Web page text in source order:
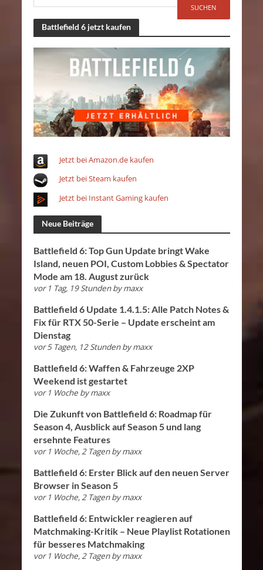
Battlefield 6 jetzt kaufen
Jetzt bei Amazon.de kaufen
Jetzt bei Steam kaufen
Jetzt bei Instant Gaming kaufen
Neue Beiträge
Battlefield 6: Top Gun Update bringt Wake
Island, neuen POI, Custom Lobbies & Spectator
Mode am 18. August zurück
vor 1 Tag, 19 Stunden bymaxx
Battlefield 6 Update 1.4.1.5: Alle Patch Notes &
Fix für RTX 50-Serie – Update erscheint am
Dienstag
vor 5 Tagen, 12 Stunden bymaxx
Battlefield 6: Waffen & Fahrzeuge 2XP
Weekend ist gestartet
vor 1 Woche bymaxx
Die Zukunft von Battlefield 6: Roadmap für
Season 4, Ausblick auf Season 5 und lang
ersehnte Features
vor 1 Woche, 2 Tagen bymaxx
Battlefield 6: Erster Blick auf den neuen Server
Browser in Season 5
vor 1 Woche, 2 Tagen bymaxx
Battlefield 6: Entwickler reagieren auf
Matchmaking-Kritik – Neue Playlist Rotationen
für besseres Matchmaking
vor 1 Woche, 2 Tagen bymaxx